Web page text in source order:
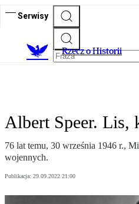
Serwisy
Rzecz o Historii
Albert Speer. Lis,
76 lat temu, 30 września 1946 r.,
wojennych.
Publikacja: 29.09.2022 21:00